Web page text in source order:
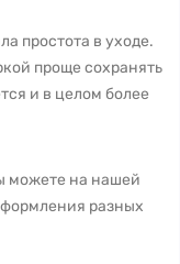
простота в уходе.
проще сохранять
и в целом более
можете на нашей
разных